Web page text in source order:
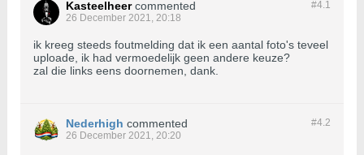
#4.1
Kasteelheer commented
26 December 2021, 20:18
ik kreeg steeds foutmelding dat ik een aantal foto's teveel
uploade, ik had vermoedelijk geen andere keuze?
zal die links eens doornemen, dank.
#4.2
Nederhigh commented
26 December 2021, 20:20